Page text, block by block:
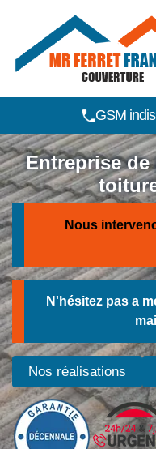
GSM
Entreprise
Nous
N'hésitez pas a
mail
Nos réalisations